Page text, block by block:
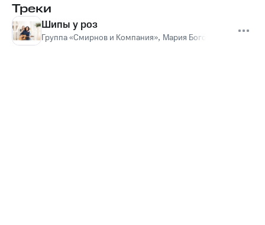
Треки
Шипы у роз
Группа «Смирнов и Компания», Мария Богомолова